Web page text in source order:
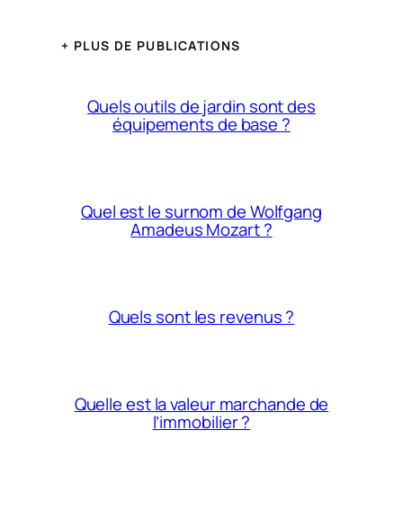
+ PLUS DE PUBLICATIONS
Quels outils de jardin sont des
équipements de base ?
Quel est le surnom de Wolfgang
Amadeus Mozart ?
Quels sont les revenus ?
Quelle est la valeur marchande de
l’immobilier ?